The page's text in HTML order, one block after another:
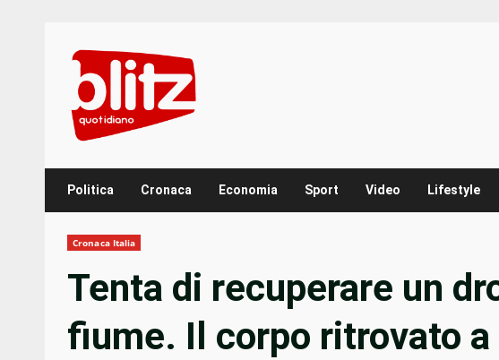
content
Politica Cronaca Economia Sport Video Lifestyle
Cronaca Italia
Tenta di recuperare un
fiume. Il corpo ritrovato